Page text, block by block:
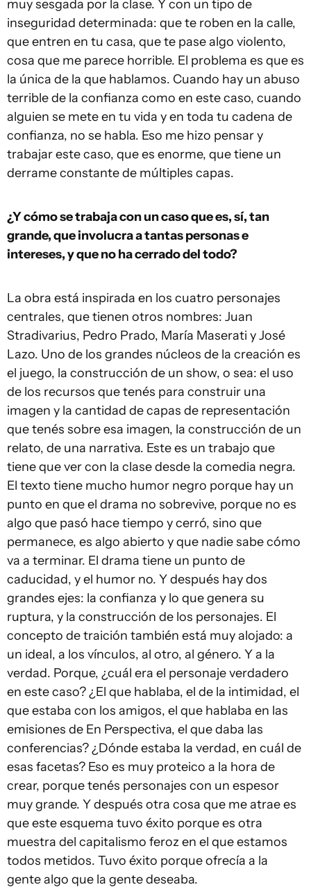
muy sesgada por la clase. Y con un tipo de
inseguridad determinada: que te roben en la calle,
que entren en tu casa, que te pase algo violento,
cosa que me parece horrible. El problema es que es
la única de la que hablamos. Cuando hay un abuso
terrible de la confianza como en este caso, cuando
alguien se mete en tu vida y en toda tu cadena de
confianza, no se habla. Eso me hizo pensar y
trabajar este caso, que es enorme, que tiene un
derrame constante de múltiples capas.
¿Y cómo se trabaja con un caso que es, sí, tan
grande, que involucra a tantas personas e
intereses, y que no ha cerrado del todo?
La obra está inspirada en los cuatro personajes
centrales, que tienen otros nombres: Juan
Stradivarius, Pedro Prado, María Maserati y José
Lazo. Uno de los grandes núcleos de la creación es
el juego, la construcción de un show, o sea: el uso
de los recursos que tenés para construir una
imagen y la cantidad de capas de representación
que tenés sobre esa imagen, la construcción de un
relato, de una narrativa. Este es un trabajo que
tiene que ver con la clase desde la comedia negra.
El texto tiene mucho humor negro porque hay un
punto en que el drama no sobrevive, porque no es
algo que pasó hace tiempo y cerró, sino que
permanece, es algo abierto y que nadie sabe cómo
va a terminar. El drama tiene un punto de
caducidad, y el humor no. Y después hay dos
grandes ejes: la confianza y lo que genera su
ruptura, y la construcción de los personajes. El
concepto de traición también está muy alojado: a
un ideal, a los vínculos, al otro, al género. Y a la
verdad. Porque, ¿cuál era el personaje verdadero
en este caso? ¿El que hablaba, el de la intimidad, el
que estaba con los amigos, el que hablaba en las
emisiones de En Perspectiva, el que daba las
conferencias? ¿Dónde estaba la verdad, en cuál de
esas facetas? Eso es muy proteico a la hora de
crear, porque tenés personajes con un espesor
muy grande. Y después otra cosa que me atrae es
que este esquema tuvo éxito porque es otra
muestra del capitalismo feroz en el que estamos
todos metidos. Tuvo éxito porque ofrecía a la
gente algo que la gente deseaba.